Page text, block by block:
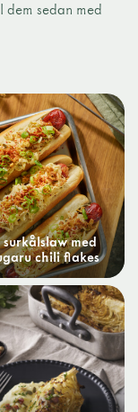
sedan med
surkålslaw med
chili flakes